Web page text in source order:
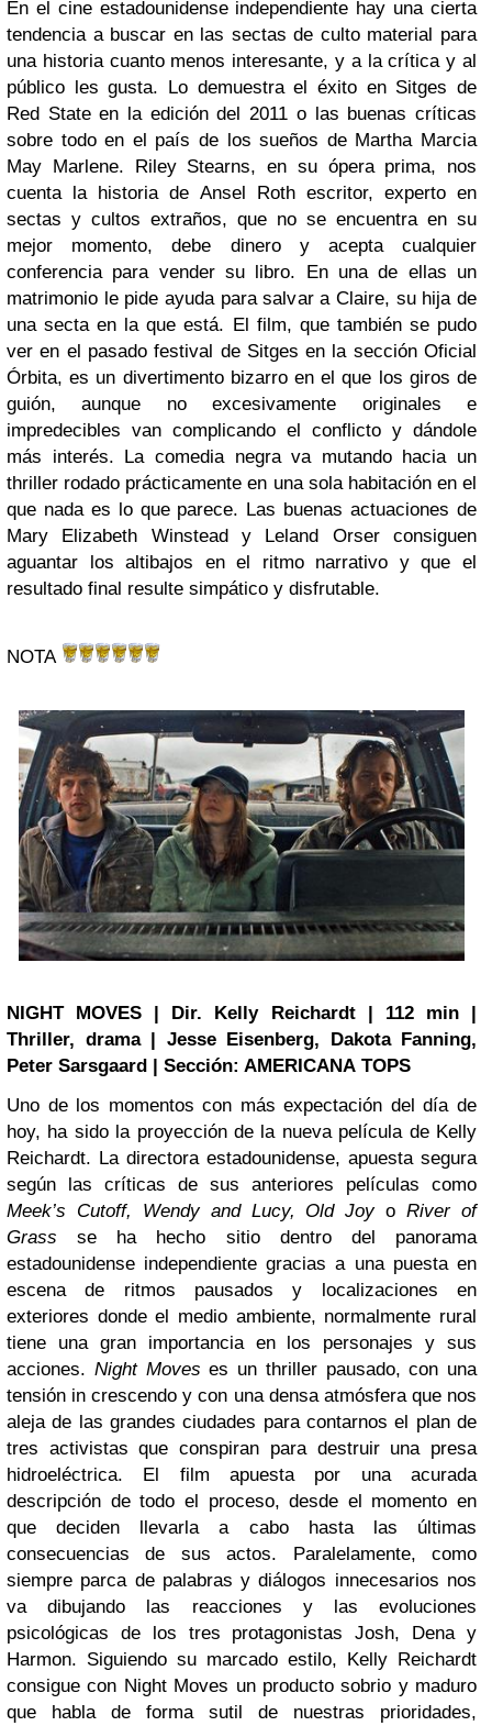
En el cine estadounidense independiente hay una cierta
tendencia a buscar en las sectas de culto material para
una historia cuanto menos interesante, y a la crítica y al
público les gusta. Lo demuestra el éxito en Sitges de
Red State en la edición del 2011 o las buenas críticas
sobre todo en el país de los sueños de Martha Marcia
May Marlene. Riley Stearns, en su ópera prima, nos
cuenta la historia de Ansel Roth escritor, experto en
sectas y cultos extraños, que no se encuentra en su
mejor momento, debe dinero y acepta cualquier
conferencia para vender su libro. En una de ellas un
matrimonio le pide ayuda para salvar a Claire, su hija de
una secta en la que está. El film, que también se pudo
ver en el pasado festival de Sitges en la sección Oficial
Órbita, es un divertimento bizarro en el que los giros de
guión, aunque no excesivamente originales e
impredecibles van complicando el conflicto y dándole
más interés. La comedia negra va mutando hacia un
thriller rodado prácticamente en una sola habitación en el
que nada es lo que parece. Las buenas actuaciones de
Mary Elizabeth Winstead y Leland Orser consiguen
aguantar los altibajos en el ritmo narrativo y que el
resultado final resulte simpático y disfrutable.
NOTA
NIGHT MOVES | Dir. Kelly Reichardt | 112 min |
Thriller, drama | Jesse Eisenberg, Dakota Fanning,
Peter Sarsgaard | Sección: AMERICANA TOPS
Uno de los momentos con más expectación del día de
hoy, ha sido la proyección de la nueva película de Kelly
Reichardt. La directora estadounidense, apuesta segura
según las críticas de sus anteriores películas como
Meek’s Cutoff, Wendy and Lucy, Old JoyoRiver of
Grass se ha hecho sitio dentro del panorama
estadounidense independiente gracias a una puesta en
escena de ritmos pausados y localizaciones en
exteriores donde el medio ambiente, normalmente rural
tiene una gran importancia en los personajes y sus
acciones. Night Moves es un thriller pausado, con una
tensión in crescendo y con una densa atmósfera que nos
aleja de las grandes ciudades para contarnos el plan de
tres activistas que conspiran para destruir una presa
hidroeléctrica. El film apuesta por una acurada
descripción de todo el proceso, desde el momento en
que deciden llevarla a cabo hasta las últimas
consecuencias de sus actos. Paralelamente, como
siempre parca de palabras y diálogos innecesarios nos
va dibujando las reacciones y las evoluciones
psicológicas de los tres protagonistas Josh, Dena y
Harmon. Siguiendo su marcado estilo, Kelly Reichardt
consigue con Night Moves un producto sobrio y maduro
que habla de forma sutil de nuestras prioridades,